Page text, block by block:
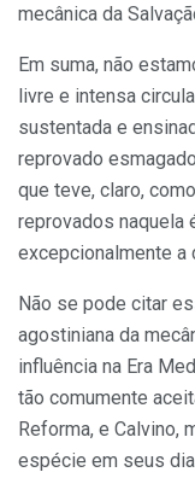
mecânica da
Em suma, não
livre e intensa
sustentada e
reprovado
que teve, claro,
reprovados naquela
excepcionalmente a
Não se pode citar
agostiniana da
influência na Era
tão comumente
Reforma, e Calvino,
espécie em seus